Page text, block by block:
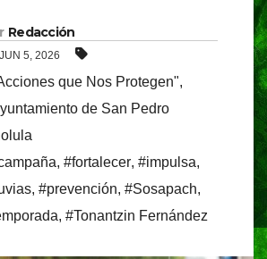
Redacción
JUN 5, 2026
que Nos Protegen",
de San Pedro
, #fortalecer, #impulsa,
, #prevención, #Sosapach,
, #Tonantzin Fernández